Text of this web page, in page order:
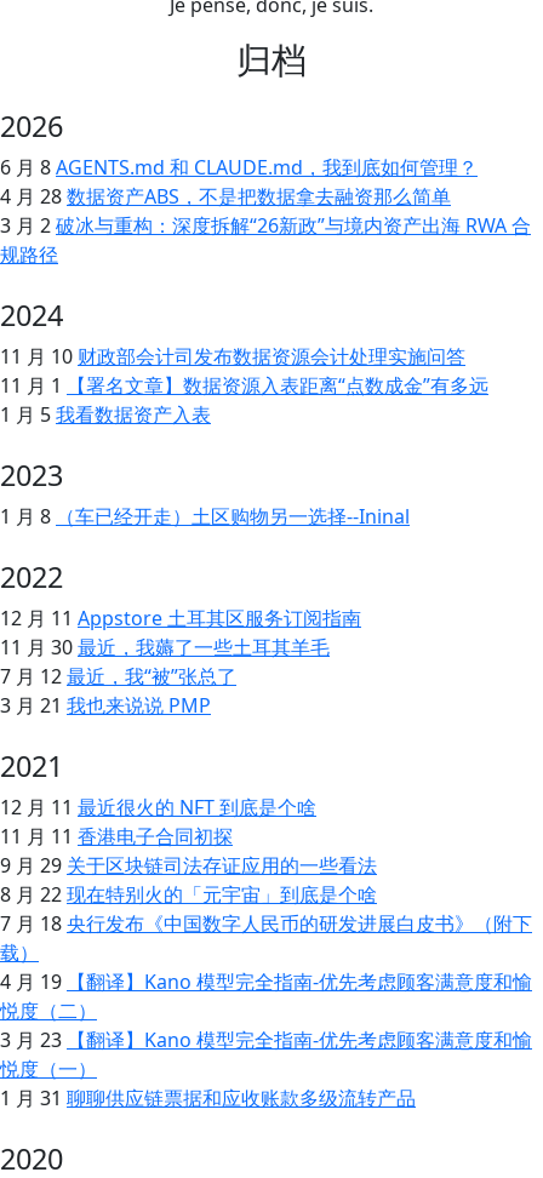
归档
2026
6 月 8AGENTS.md 和 CLAUDE.md，我到底如何管理？
4 月 28数据资产ABS，不是把数据拿去融资那么简单
3 月 2破冰与重构：深度拆解“26新政”与境内资产出海 RWA 合
规路径
2024
11 月 10 财政部会计司发布数据资源会计处理实施问答
11 月 1
【署名文章】数据资源入表距离“点数成金”有多远
1 月 5我看数据资产入表
2023
1 月 8 （车已经开走）土区购物另一选择--Ininal
2022
12 月 11 Appstore 土耳其区服务订阅指南
11 月 30最近，我薅了一些土耳其羊毛
7 月 12最近，我“被”张总了
3 月 21 我也来说说 PMP
2021
12 月 11 最近很火的 NFT 到底是个啥
11 月 11 香港电子合同初探
9 月 29 关于区块链司法存证应用的一些看法
8 月 22现在特别火的「元宇宙」到底是个啥
7 月 18央行发布《中国数字人民币的研发进展白皮书》（附下
载）
4 月 19
【翻译】Kano 模型完全指南-优先考虑顾客满意度和愉
悦度（二）
3 月 23
【翻译】Kano 模型完全指南-优先考虑顾客满意度和愉
悦度（一）
1 月 31 聊聊供应链票据和应收账款多级流转产品
2020